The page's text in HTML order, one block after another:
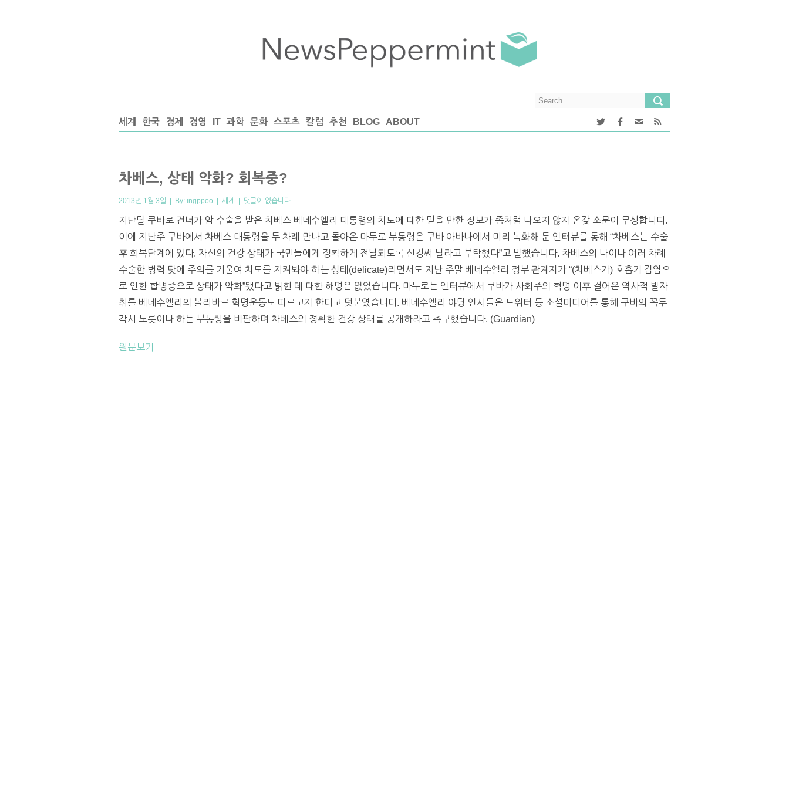
세계 한국 경제 경영 IT 과학 문화 스포츠 칼럼 추천 BLOG ABOUT
차베스, 상태 악화? 회복중?
2013년 1월 3일 | By: ingppoo | 세계 | 댓글이 없습니다
지난달 쿠바로 건너가 암 수술을 받은 차베스 베네수엘라 대통령의 차도에 대한 믿을 만한 정보가 좀처럼 나오지 않자 온갖 소문이 무성합니다.
이에 지난주 쿠바에서 차베스 대통령을 두 차례 만나고 돌아온 마두로 부통령은 쿠바 아바나에서 미리 녹화해 둔 인터뷰를 통해 “차베스는 수술
후 회복단계에 있다. 자신의 건강 상태가 국민들에게 정확하게 전달되도록 신경써 달라고 부탁했다”고 말했습니다. 차베스의 나이나 여러 차례
수술한 병력 탓에 주의를 기울여 차도를 지켜봐야 하는 상태(delicate)라면서도 지난 주말 베네수엘라 정부 관계자가 “(차베스가) 호흡기 감염으
로 인한 합병증으로 상태가 악화”됐다고 밝힌 데 대한 해명은 없었습니다. 마두로는 인터뷰에서 쿠바가 사회주의 혁명 이후 걸어온 역사적 발자
취를 베네수엘라의 볼리바르 혁명운동도 따르고자 한다고 덧붙였습니다. 베네수엘라 야당 인사들은 트위터 등 소셜미디어를 통해 쿠바의 꼭두
각시 노릇이나 하는 부통령을 비판하며 차베스의 정확한 건강 상태를 공개하라고 촉구했습니다. (Guardian)
원문보기